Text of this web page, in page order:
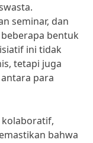
seminar, dan
bentuk
ini tidak
tetapi juga
para
bahwa